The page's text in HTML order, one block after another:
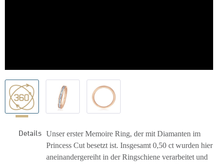
Details Unser erster Memoire Ring, der mit Diamanten im
Princess Cut besetzt ist. Insgesamt 0,50 ct wurden hier
aneinandergereiht in der Ringschiene verarbeitet und